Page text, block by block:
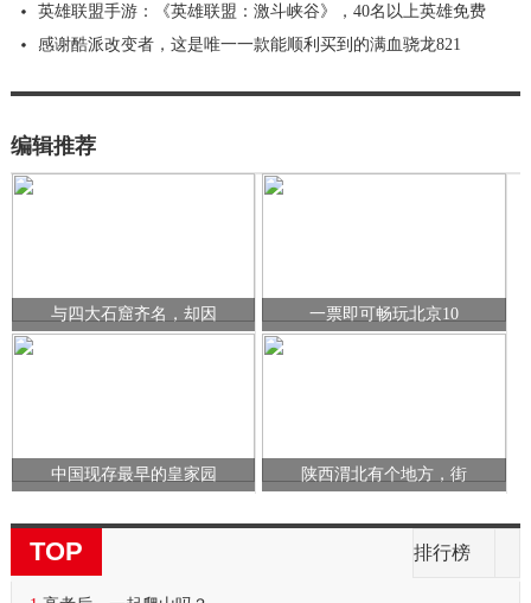
英雄联盟手游：《英雄联盟：激斗峡谷》，40名以上英雄免费
感谢酷派改变者，这是唯一一款能顺利买到的满血骁龙821
编辑推荐
与四大石窟齐名，却因 一票即可畅玩北京10
中国现存最早的皇家园 陕西渭北有个地方，街
TOP 排行榜